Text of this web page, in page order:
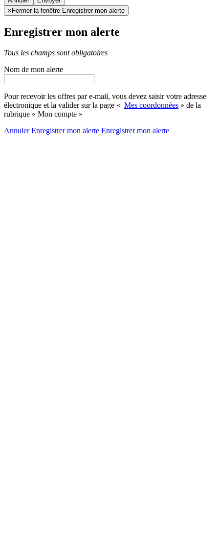
× Fermer la fenêtre Enregistrer mon alerte
Enregistrer mon alerte
Tous les champs sont obligatoires
Nom de mon alerte
Pour recevoir les offres par e-mail, vous devez saisir votre adresse
électronique et la valider sur la page « Mes coordonnées » de la
rubrique « Mon compte »
AnnulerEnregistrer mon alerte Enregistrermon alerte